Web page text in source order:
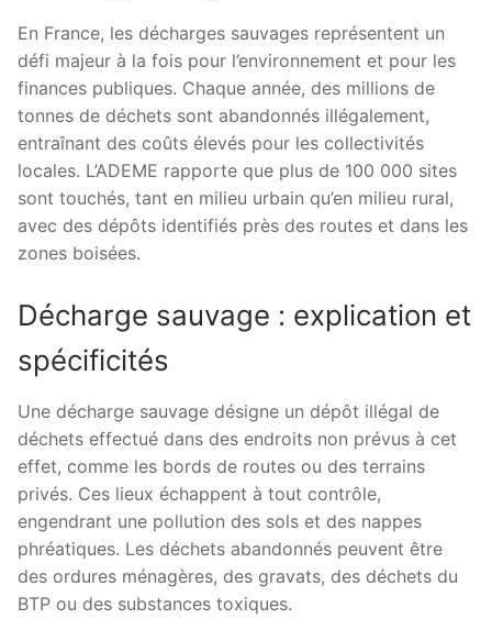
En France, les décharges sauvages représentent un
défi majeur à la fois pour l’environnement et pour les
finances publiques. Chaque année, des millions de
tonnes de déchets sont abandonnés illégalement,
entraînant des coûts élevés pour les collectivités
locales. L’ADEME rapporte que plus de 100 000 sites
sont touchés, tant en milieu urbain qu’en milieu rural,
avec des dépôts identifiés près des routes et dans les
zones boisées.
Décharge sauvage : explication et
spécificités
Une décharge sauvage désigne un dépôt illégal de
déchets effectué dans des endroits non prévus à cet
effet, comme les bords de routes ou des terrains
privés. Ces lieux échappent à tout contrôle,
engendrant une pollution des sols et des nappes
phréatiques. Les déchets abandonnés peuvent être
des ordures ménagères, des gravats, des déchets du
BTP ou des substances toxiques.